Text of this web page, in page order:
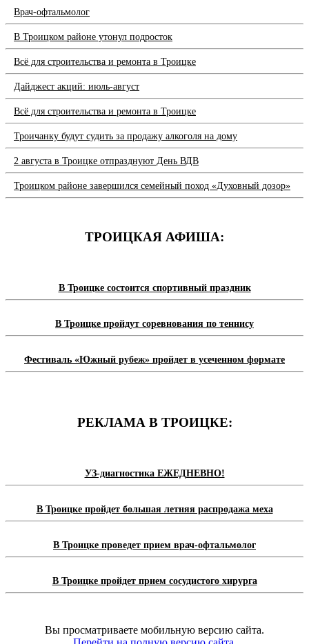
Врач-офтальмолог
В Троицком районе утонул подросток
Всё для строительства и ремонта в Троицке
Дайджест акций: июль-август
Всё для строительства и ремонта в Троицке
Троичанку будут судить за продажу алкоголя на дому
2 августа в Троицке отпразднуют День ВДВ
Троицком районе завершился семейный поход «Духовный дозор»
ТРОИЦКАЯ АФИША:
В Троицке состоится спортивный праздник
В Троицке пройдут соревнования по теннису
Фестиваль «Южный рубеж» пройдет в усеченном формате
РЕКЛАМА В ТРОИЦКЕ:
УЗ-диагностика ЕЖЕДНЕВНО!
В Троицке пройдет большая летняя распродажа меха
В Троицке проведет прием врач-офтальмолог
В Троицке пройдет прием сосудистого хирурга
Вы просматриваете мобильную версию сайта.